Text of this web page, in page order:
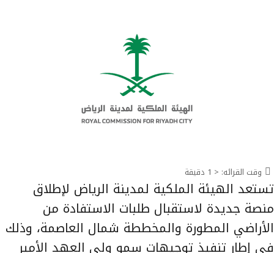
وقت القرائه: < 1 دقيقة
تستعد الهيئة الملكية لمدينة الرياض لإطلاق
منصة جديدة لاستقبال طلبات الاستفادة من
الأراضي المطورة والمخططة شمال العاصمة، وذلك
في إطار تنفيذ توجيهات سمو ولي العهد الأمير